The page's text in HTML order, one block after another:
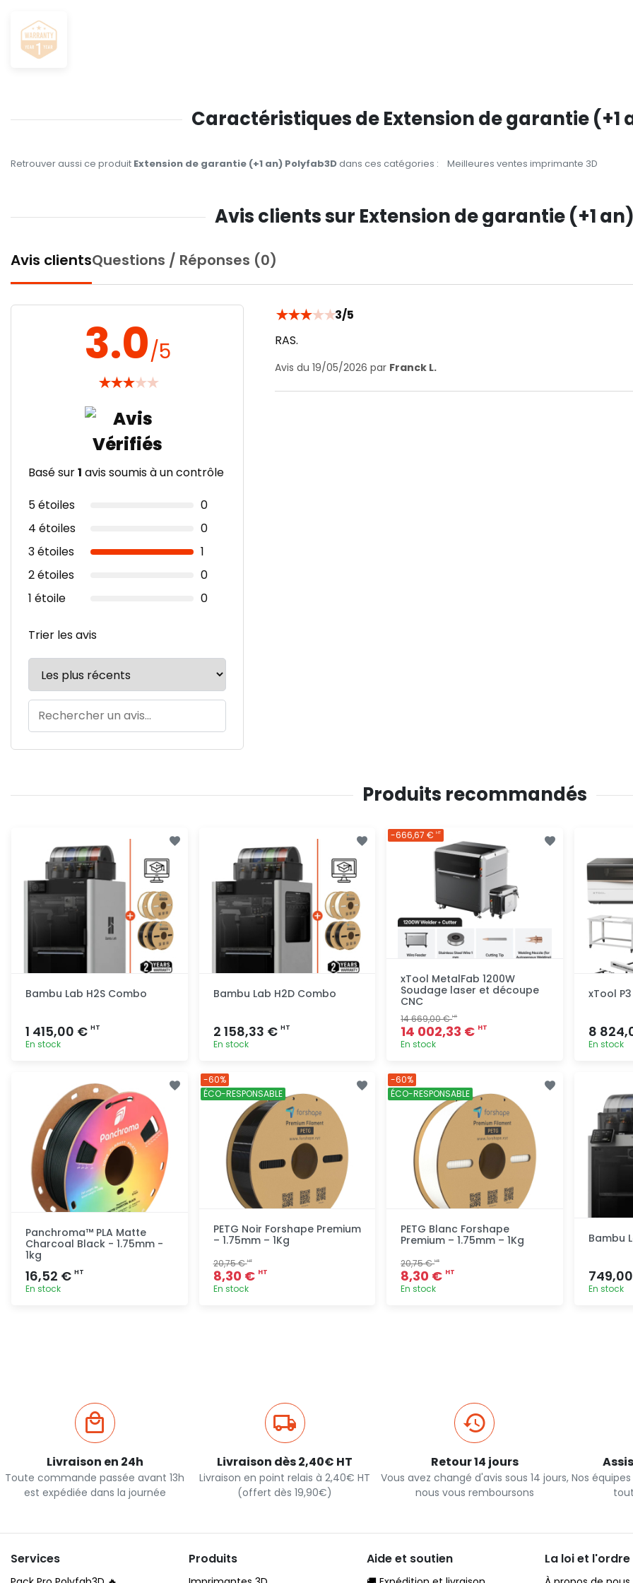
Caractéristiques de Extension de garantie (+1
Retrouver aussi ce produit Extension de garantie (+1 an) Polyfab3Ddans ces catégories : Meilleures ventes imprimante 3D
Avis clients sur Extension de garantie (+1
Avis clientsQuestions / Réponses (0)
3.0/5
★★★★★
Basé sur1 avis soumis à un contrôle
5 étoiles
0
4 étoiles
0
3 étoiles
1
2 étoiles
0
1 étoile
0
Trier les avis
★★★★★3/5
RAS.
Avis du 19/05/2026 par Franck L.
Produits recommandés
Bambu Lab H2S Combo
1 415,00 € HT
En stock
Bambu Lab H2D Combo
2 158,33 € HT
En stock
xTool MetalFab 1200W
Soudage laser et découpe
CNC
14 669,00 €HT
14 002,33 € HT
En stock
-666,67 €HT
xTool
8
En stock
Panchroma™ PLA Matte
Charcoal Black - 1.75mm -
1kg
16,52 € HT
En stock
PETG Noir Forshape Premium
– 1.75mm – 1Kg
20,75 €HT
8,30 € HT
En stock
-60%
ÉCO-RESPONSABLE
PETG Blanc Forshape
Premium – 1.75mm – 1Kg
20,75 €HT
8,30 € HT
En stock
-60%
ÉCO-RESPONSABLE
Bambu
En stock
Livraison en 24h
Toute commande passée avant 13h
est expédiée dans la journée
Livraison dès 2,40€ HT
Livraison en point relais à 2,40€ HT
(offert dès 19,90€)
Retour 14 jours
Vous avez changé d'avis sous 14 jours,
nous vous remboursons
Nos
Services Produits Aide et soutien La loi et l'ordre